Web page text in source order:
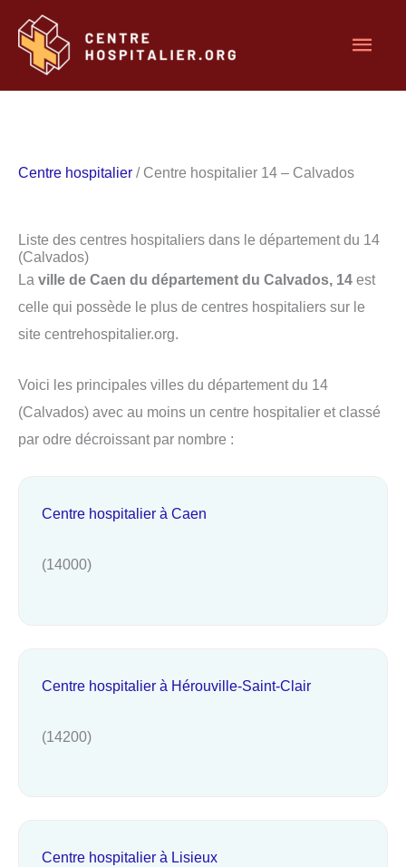
contenu
Centre hospitalier / Centre hospitalier 14 – Calvados
Liste des centres hospitaliers dans le département du 14
(Calvados)
La ville de Caen du département du Calvados, 14 est
celle qui possède le plus de centres hospitaliers sur le
site centrehospitalier.org.
Voici les principales villes du département du 14
(Calvados) avec au moins un centre hospitalier et classé
par odre décroissant par nombre :
Centre hospitalier à Caen
(14000)
Centre hospitalier à Hérouville-Saint-Clair
(14200)
Centre hospitalier à Lisieux